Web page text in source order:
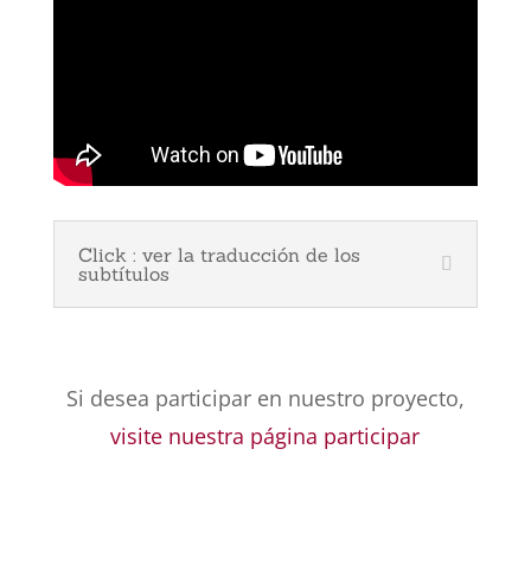
Click : ver la traducción de los
subtítulos
Si desea participar en nuestro proyecto,
visite nuestra página participar